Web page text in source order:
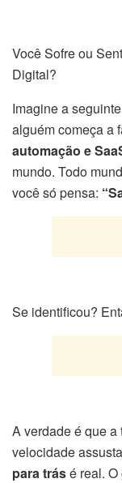
Você Sofre ou
Digital?
Imagine a
alguém começa a
automação e
mundo. Todo
você só pensa:
Se identificou?
A verdade é que
velocidade
para trásé real. O